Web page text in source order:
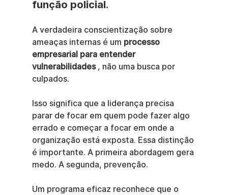
função policial.
A verdadeira conscientização sobre
ameaças internas é um processo
empresarial para entender
vulnerabilidades , não uma busca por
culpados.
Isso significa que a liderança precisa
parar de focar em quem pode fazer algo
errado e começar a focar em onde a
organização está exposta. Essa distinção
é importante. A primeira abordagem gera
medo. A segunda, prevenção.
Um programa eficaz reconhece que o